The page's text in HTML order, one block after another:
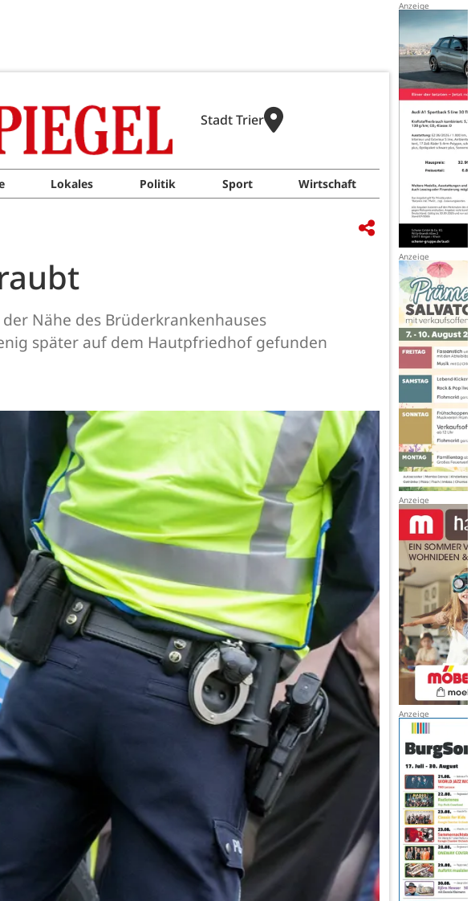
Stadt Trier
Lokales Politik Sport Wirtschaft
Nähe des Brüderkrankenhauses
später auf dem Hautpfriedhof gefunden